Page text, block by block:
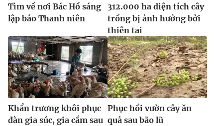
Tìm về nơi Bác Hồ sáng
lập báo Thanh niên
312.000 ha diện tích cây
trồng bị ảnh hưởng bởi
thiên tai
Khẩn trương khôi phục
đàn gia súc, gia cầm sau
Phục hồi vườn cây ăn
quả sau bão lũ